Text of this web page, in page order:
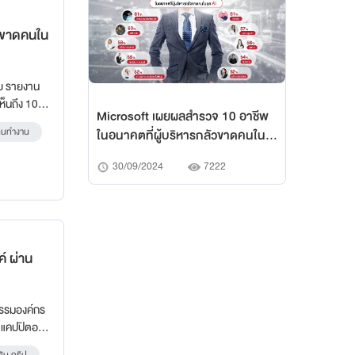
ดคนใน
รายงาน
นถึง 10
ทำงาน
ผ่าน
รมองค์กร
คปปิตอล
Microsoft เผยผลสำรวจ 10 อาชีพ
ในอนาคตที่ผู้บริหารกลัวขาดคนใน
30/09/2024 7222